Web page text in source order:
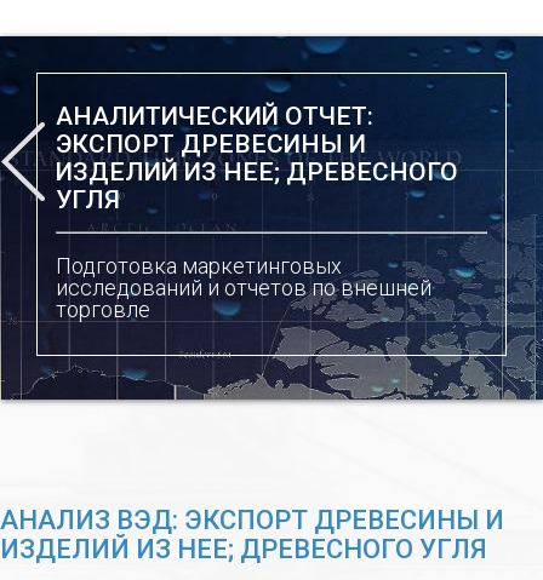
АНАЛИТИЧЕСКИЙ ОТЧЕТ:
ЭКСПОРТ ДРЕВЕСИНЫ И
ИЗДЕЛИЙ ИЗ НЕЕ; ДРЕВЕСНОГО
УГЛЯ
Подготовка маркетинговых
исследований и отчетов по внешней
торговле
АНАЛИЗ ВЭД: ЭКСПОРТ ДРЕВЕСИНЫ И
ИЗДЕЛИЙ ИЗ НЕЕ; ДРЕВЕСНОГО УГЛЯ